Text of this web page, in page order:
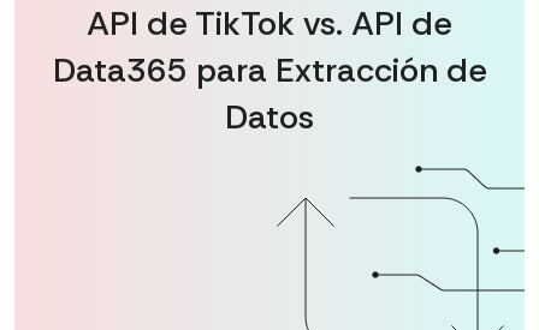
API de TikTok vs. API de
Data365 para Extracción de
Datos